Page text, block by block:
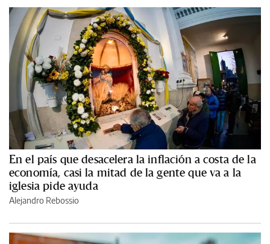
En el país que desacelera la inflación a costa de la
economía, casi la mitad de la gente que va a la
iglesia pide ayuda
Alejandro Rebossio